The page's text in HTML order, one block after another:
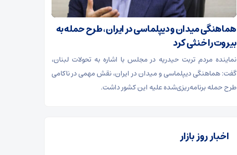
هماهنگی میدان و دیپلماسی در ایران، طرح حمله به
بیروت را خنثی کرد
نماینده مردم تربت حیدریه در مجلس با اشاره به تحولات لبنان،
گفت: هماهنگی دیپلماسی و میدان در ایران، نقش مهمی در ناکامی
طرح حمله برنامه‌ریزی‌شده علیه این کشور داشت.
اخبار روز بازار